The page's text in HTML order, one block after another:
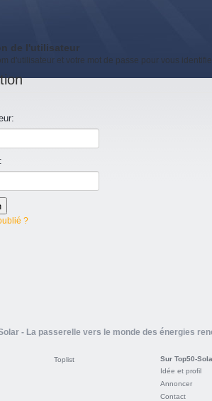
de l'utilisateur
d'utilisateur et votre mot de passe pour vous
?
- La passerelle vers le monde des énergies
Toplist
Sur Top50-
Idée et profil
Annoncer
Contact